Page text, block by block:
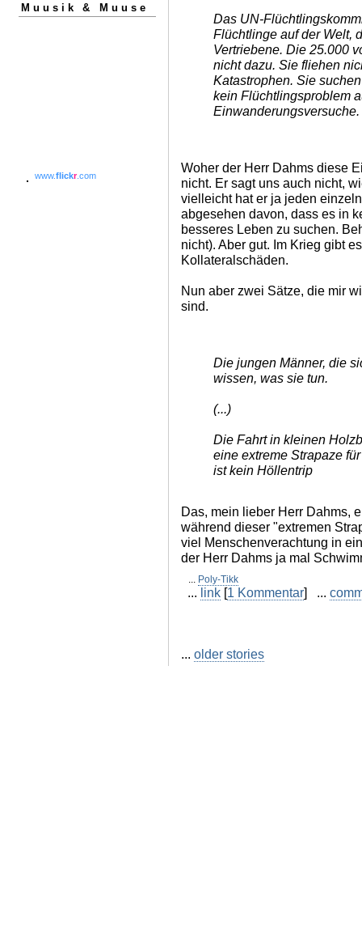
Muusik & Muuse
www.flickr.com
Das UN-
Flüchtlinge auf der Welt,
Vertriebene. Die 25.000
nicht dazu. Sie fliehen
Katastrophen. Sie
kein Flüchtlingsproblem
Einwanderungsversuche.
Woher der Herr Dahms diese
nicht. Er sagt uns auch nicht,
vielleicht hat er ja jeden
abgesehen davon, dass es in
besseres Leben zu suchen.
nicht). Aber gut. Im Krieg gibt
Kollateralschäden.
Nun aber zwei Sätze, die mir
sind.
Die jungen Männer, die
wissen, was sie tun.
(...)
Die Fahrt in kleinen
eine extreme Strapaze
ist kein Höllentrip
Das, mein lieber Herr Dahms,
während dieser "extremen
viel Menschenverachtung in
der Herr Dahms ja mal
... Poly-Tikk
... link [1 Kommentar] ...
... older stories